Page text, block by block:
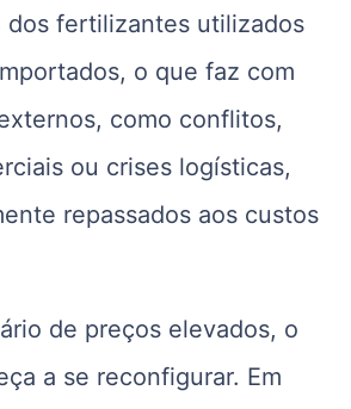
dos fertilizantes utilizados
o que faz com
como conflitos,
ou crises logísticas,
repassados aos custos
de preços elevados, o
a se reconfigurar. Em